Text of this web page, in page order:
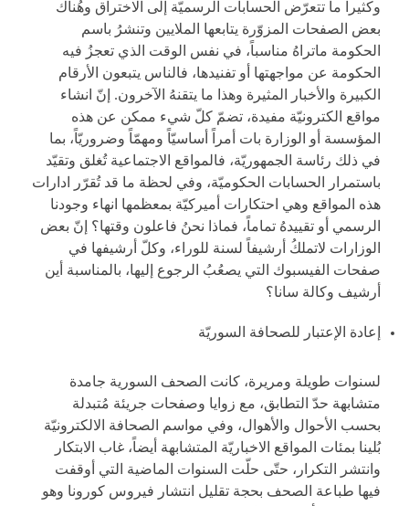
وكثيراً ما تتعرّض الحسابات الرسميّة إلى الاختراق وهُناك
بعض الصفحات المزوّرة يتابعها الملايين وتنشرُ باسم
الحكومة ماتراهُ مناسباً، في نفس الوقت الذي تعجزُ فيه
الحكومة عن مواجهتها أو تفنيدها، فالناس يتبعون الأرقام
الكبيرة والأخبار المثيرة وهذا ما يتقنهُ الآخرون. إنّ انشاء
مواقع الكترونيّة مفيدة، تضمّ كلّ شيء ممكن عن هذه
المؤسسة أو الوزارة بات أمراً أساسيّاً ومهمّاً وضروريّاً، بما
في ذلك رئاسة الجمهوريّة، فالمواقع الاجتماعية تُغلق وتقيّد
باستمرار الحسابات الحكوميّة، وفي لحظة ما قد تُقرّر ادارات
هذه المواقع وهي احتكارات أميركيّة بمعظمها انهاء وجودنا
الرسمي أو تقييدهُ تماماً، فماذا نحنُ فاعلون وقتها؟ إنّ بعض
الوزارات لاتملكُ أرشيفاً لسنة للوراء، وكلّ أرشيفها في
صفحات الفيسبوك التي يصعُبُ الرجوع إليها، بالمناسبة أين
أرشيف وكالة سانا؟
إعادة الإعتبار للصحافة السوريّة
لسنوات طويلة ومريرة، كانت الصحف السورية جامدة
متشابهة حدّ التطابق، مع زوايا وصفحات جريئة مُتبدلة
بحسب الأحوال والأهوال، وفي مواسم الصحافة الالكترونيّة
بُلينا بمئات المواقع الاخباريّة المتشابهة أيضاً، غاب الابتكار
وانتشر التكرار، حتّى حلّت السنوات الماضية التي أوقفت
فيها طباعة الصحف بحجة تقليل انتشار فيروس كورونا وهو